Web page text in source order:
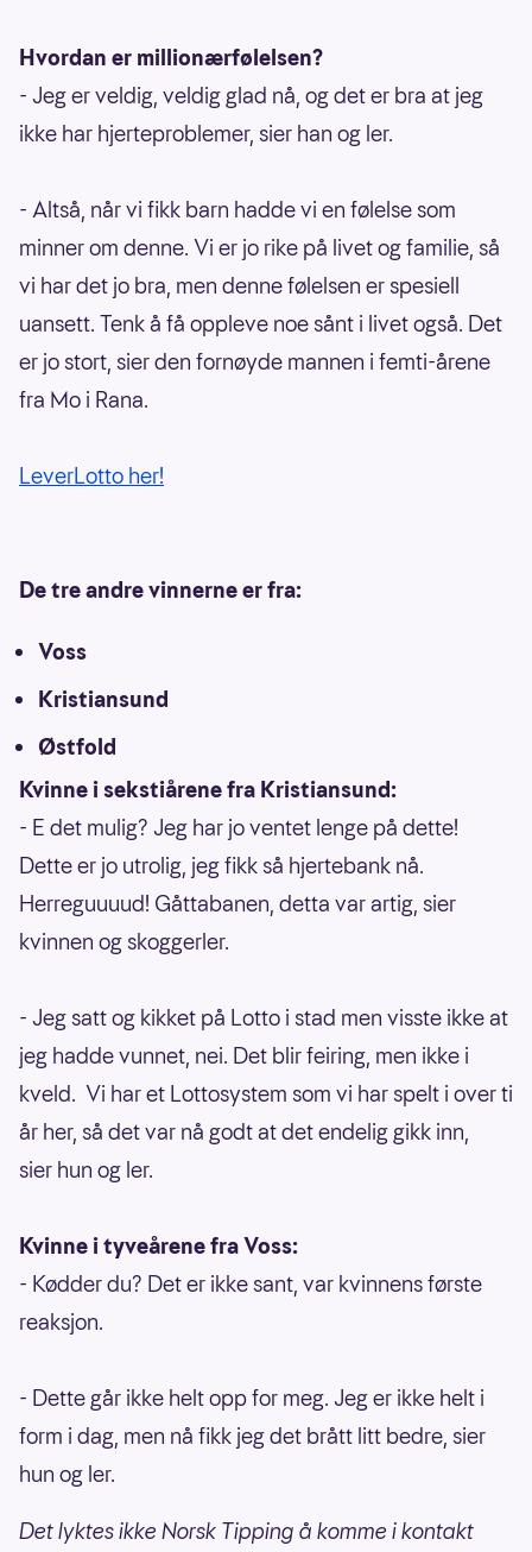
Hvordan er millionærfølelsen?
- Jeg er veldig, veldig glad nå, og det er bra at jeg
ikke har hjerteproblemer, sier han og ler.
- Altså, når vi fikk barn hadde vi en følelse som
minner om denne. Vi er jo rike på livet og familie, så
vi har det jo bra, men denne følelsen er spesiell
uansett. Tenk å få oppleve noe sånt i livet også. Det
er jo stort, sier den fornøyde mannen i femti-årene
fra Mo i Rana.
LeverLotto her!
De tre andre vinnerne er fra:
Voss
Kristiansund
Østfold
Kvinne i sekstiårene fra Kristiansund:
- E det mulig? Jeg har jo ventet lenge på dette!
Dette er jo utrolig, jeg fikk så hjertebank nå.
Herreguuuud! Gåttabanen, detta var artig, sier
kvinnen og skoggerler.
- Jeg satt og kikket på Lotto i stad men visste ikke at
jeg hadde vunnet, nei. Det blir feiring, men ikke i
kveld. Vi har et Lottosystem som vi har spelt i over ti
år her, så det var nå godt at det endelig gikk inn,
sier hun og ler.
Kvinne i tyveårene fra Voss:
- Kødder du? Det er ikke sant, var kvinnens første
reaksjon.
- Dette går ikke helt opp for meg. Jeg er ikke helt i
form i dag, men nå fikk jeg det brått litt bedre, sier
hun og ler.
Det lyktes ikke Norsk Tipping å komme i kontakt